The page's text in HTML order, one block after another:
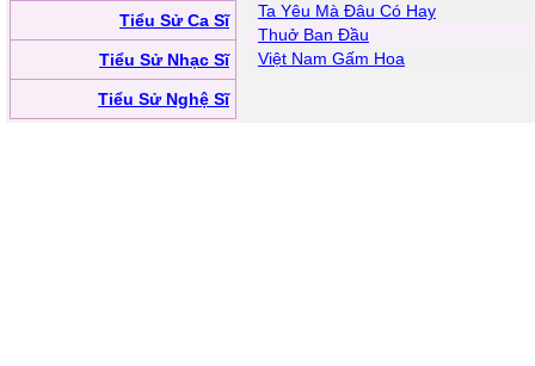
Tiểu Sử Ca Sĩ
Tiểu Sử Nhạc Sĩ
Tiểu Sử Nghệ Sĩ
Ta Yêu Mà Đâu Có Hay
Thuở Ban Đầu
Việt Nam Gấm Hoa